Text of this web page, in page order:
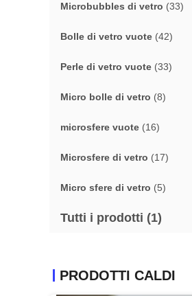
Microbubbles di vetro (33)
Bolle di vetro vuote (42)
Perle di vetro vuote (33)
Micro bolle di vetro (8)
microsfere vuote (16)
Microsfere di vetro (17)
Micro sfere di vetro (5)
Tutti i prodotti (1)
PRODOTTI CALDI